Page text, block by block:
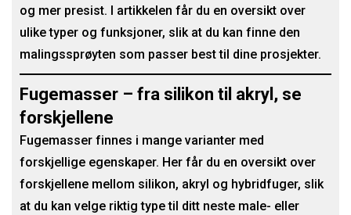
og mer presist. I artikkelen får du en oversikt over
ulike typer og funksjoner, slik at du kan finne den
malingssprøyten som passer best til dine prosjekter.
Fugemasser – fra silikon til akryl, se
forskjellene
Fugemasser finnes i mange varianter med
forskjellige egenskaper. Her får du en oversikt over
forskjellene mellom silikon, akryl og hybridfuger, slik
at du kan velge riktig type til ditt neste male- eller